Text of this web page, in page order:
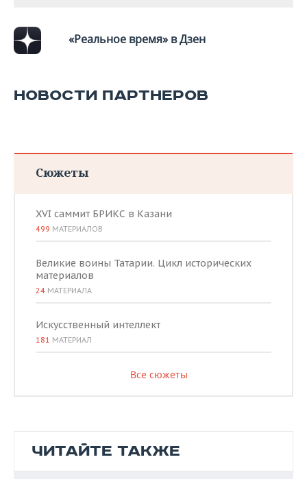
«Реальное время» в Дзен
НОВОСТИ ПАРТНЕРОВ
Сюжеты
XVI саммит БРИКС в Казани
499 МАТЕРИАЛОВ
Великие воины Татарии. Цикл исторических
материалов
24 МАТЕРИАЛА
Искусственный интеллект
181 МАТЕРИАЛ
Все сюжеты
ЧИТАЙТЕ ТАКЖЕ